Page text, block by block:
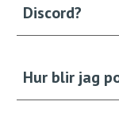
Discord?
Hur blir jag